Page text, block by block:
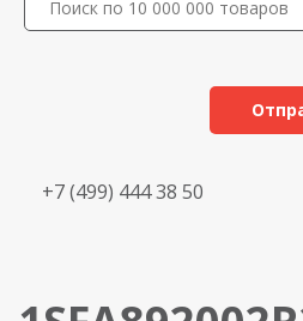
+7 (499) 444 38 50